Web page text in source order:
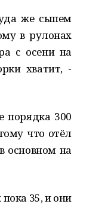
же сыпем
в рулонах
с осени на
хватит, -
порядка 300
что отёл
основном на
35, и они